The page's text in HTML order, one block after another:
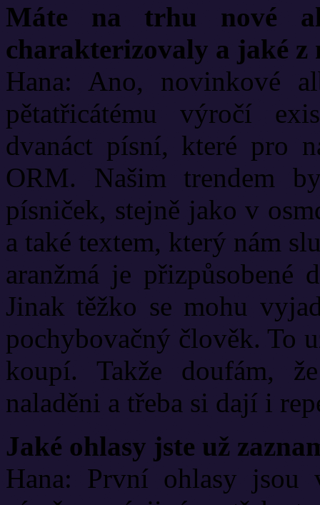
Máte na trhu nové
charakterizovaly a jaké z
Hana: Ano, novinkové
pětatřicátému výročí
dvanáct písní, které pro
ORM. Našim trendem
písniček, stejně jako v
a také textem, který nám
aranžmá je přizpůsobené
Jinak těžko se mohu
pochybovačný člověk. To
koupí. Takže doufám,
naladěni a třeba si dají i
Jaké ohlasy jste už
Hana: První ohlasy